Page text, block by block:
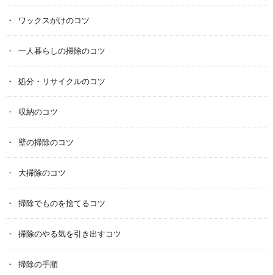
ワックスがけのコツ
一人暮らしの掃除のコツ
処分・リサイクルのコツ
収納のコツ
壁の掃除のコツ
大掃除のコツ
掃除でものを捨てるコツ
掃除のやる気を引き出すコツ
掃除の手順